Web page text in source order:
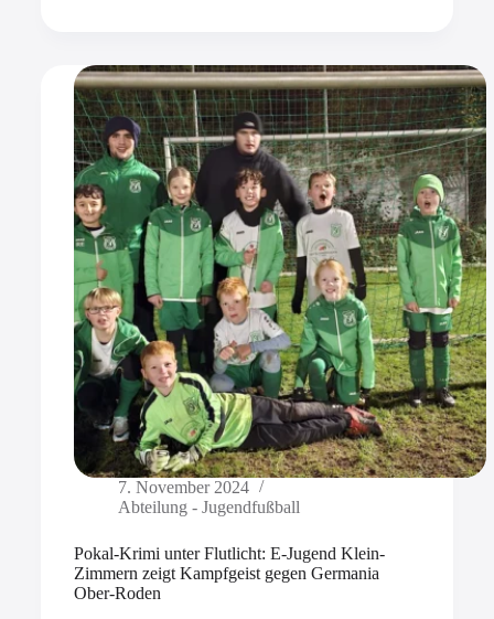
7. November 2024
Abteilung - Jugendfußball
Pokal-Krimi unter Flutlicht: E-Jugend Klein-
Zimmern zeigt Kampfgeist gegen Germania
Ober-Roden